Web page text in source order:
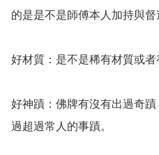
的是是不是師傅本人加持與督
好材質：是不是稀有材質或
好神蹟：佛牌有沒有出過奇
過超過常人的事蹟。